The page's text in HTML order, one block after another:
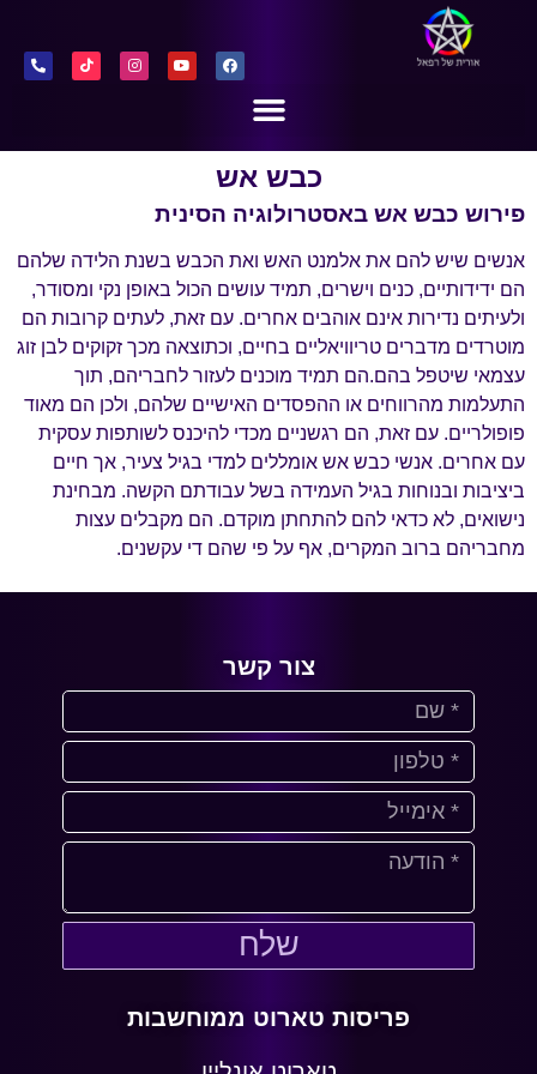
כבש אש
פירוש כבש אש באסטרולוגיה הסינית
אנשים שיש להם את אלמנט האש ואת הכבש בשנת הלידה שלהם
הם ידידותיים, כנים וישרים, תמיד עושים הכול באופן נקי ומסודר,
ולעיתים נדירות אינם אוהבים אחרים. עם זאת, לעתים קרובות הם
מוטרדים מדברים טריוויאליים בחיים, וכתוצאה מכך זקוקים לבן זוג
עצמאי שיטפל בהם.הם תמיד מוכנים לעזור לחבריהם, תוך
התעלמות מהרווחים או ההפסדים האישיים שלהם, ולכן הם מאוד
פופולריים. עם זאת, הם רגשניים מכדי להיכנס לשותפות עסקית
עם אחרים. אנשי כבש אש אומללים למדי בגיל צעיר, אך חיים
ביציבות ובנוחות בגיל העמידה בשל עבודתם הקשה. מבחינת
נישואים, לא כדאי להם להתחתן מוקדם. הם מקבלים עצות
מחבריהם ברוב המקרים, אף על פי שהם די עקשנים.
צור קשר
שלח
פריסות טארוט ממוחשבות